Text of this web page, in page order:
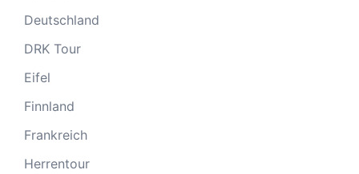
Deutschland
DRK Tour
Eifel
Finnland
Frankreich
Herrentour